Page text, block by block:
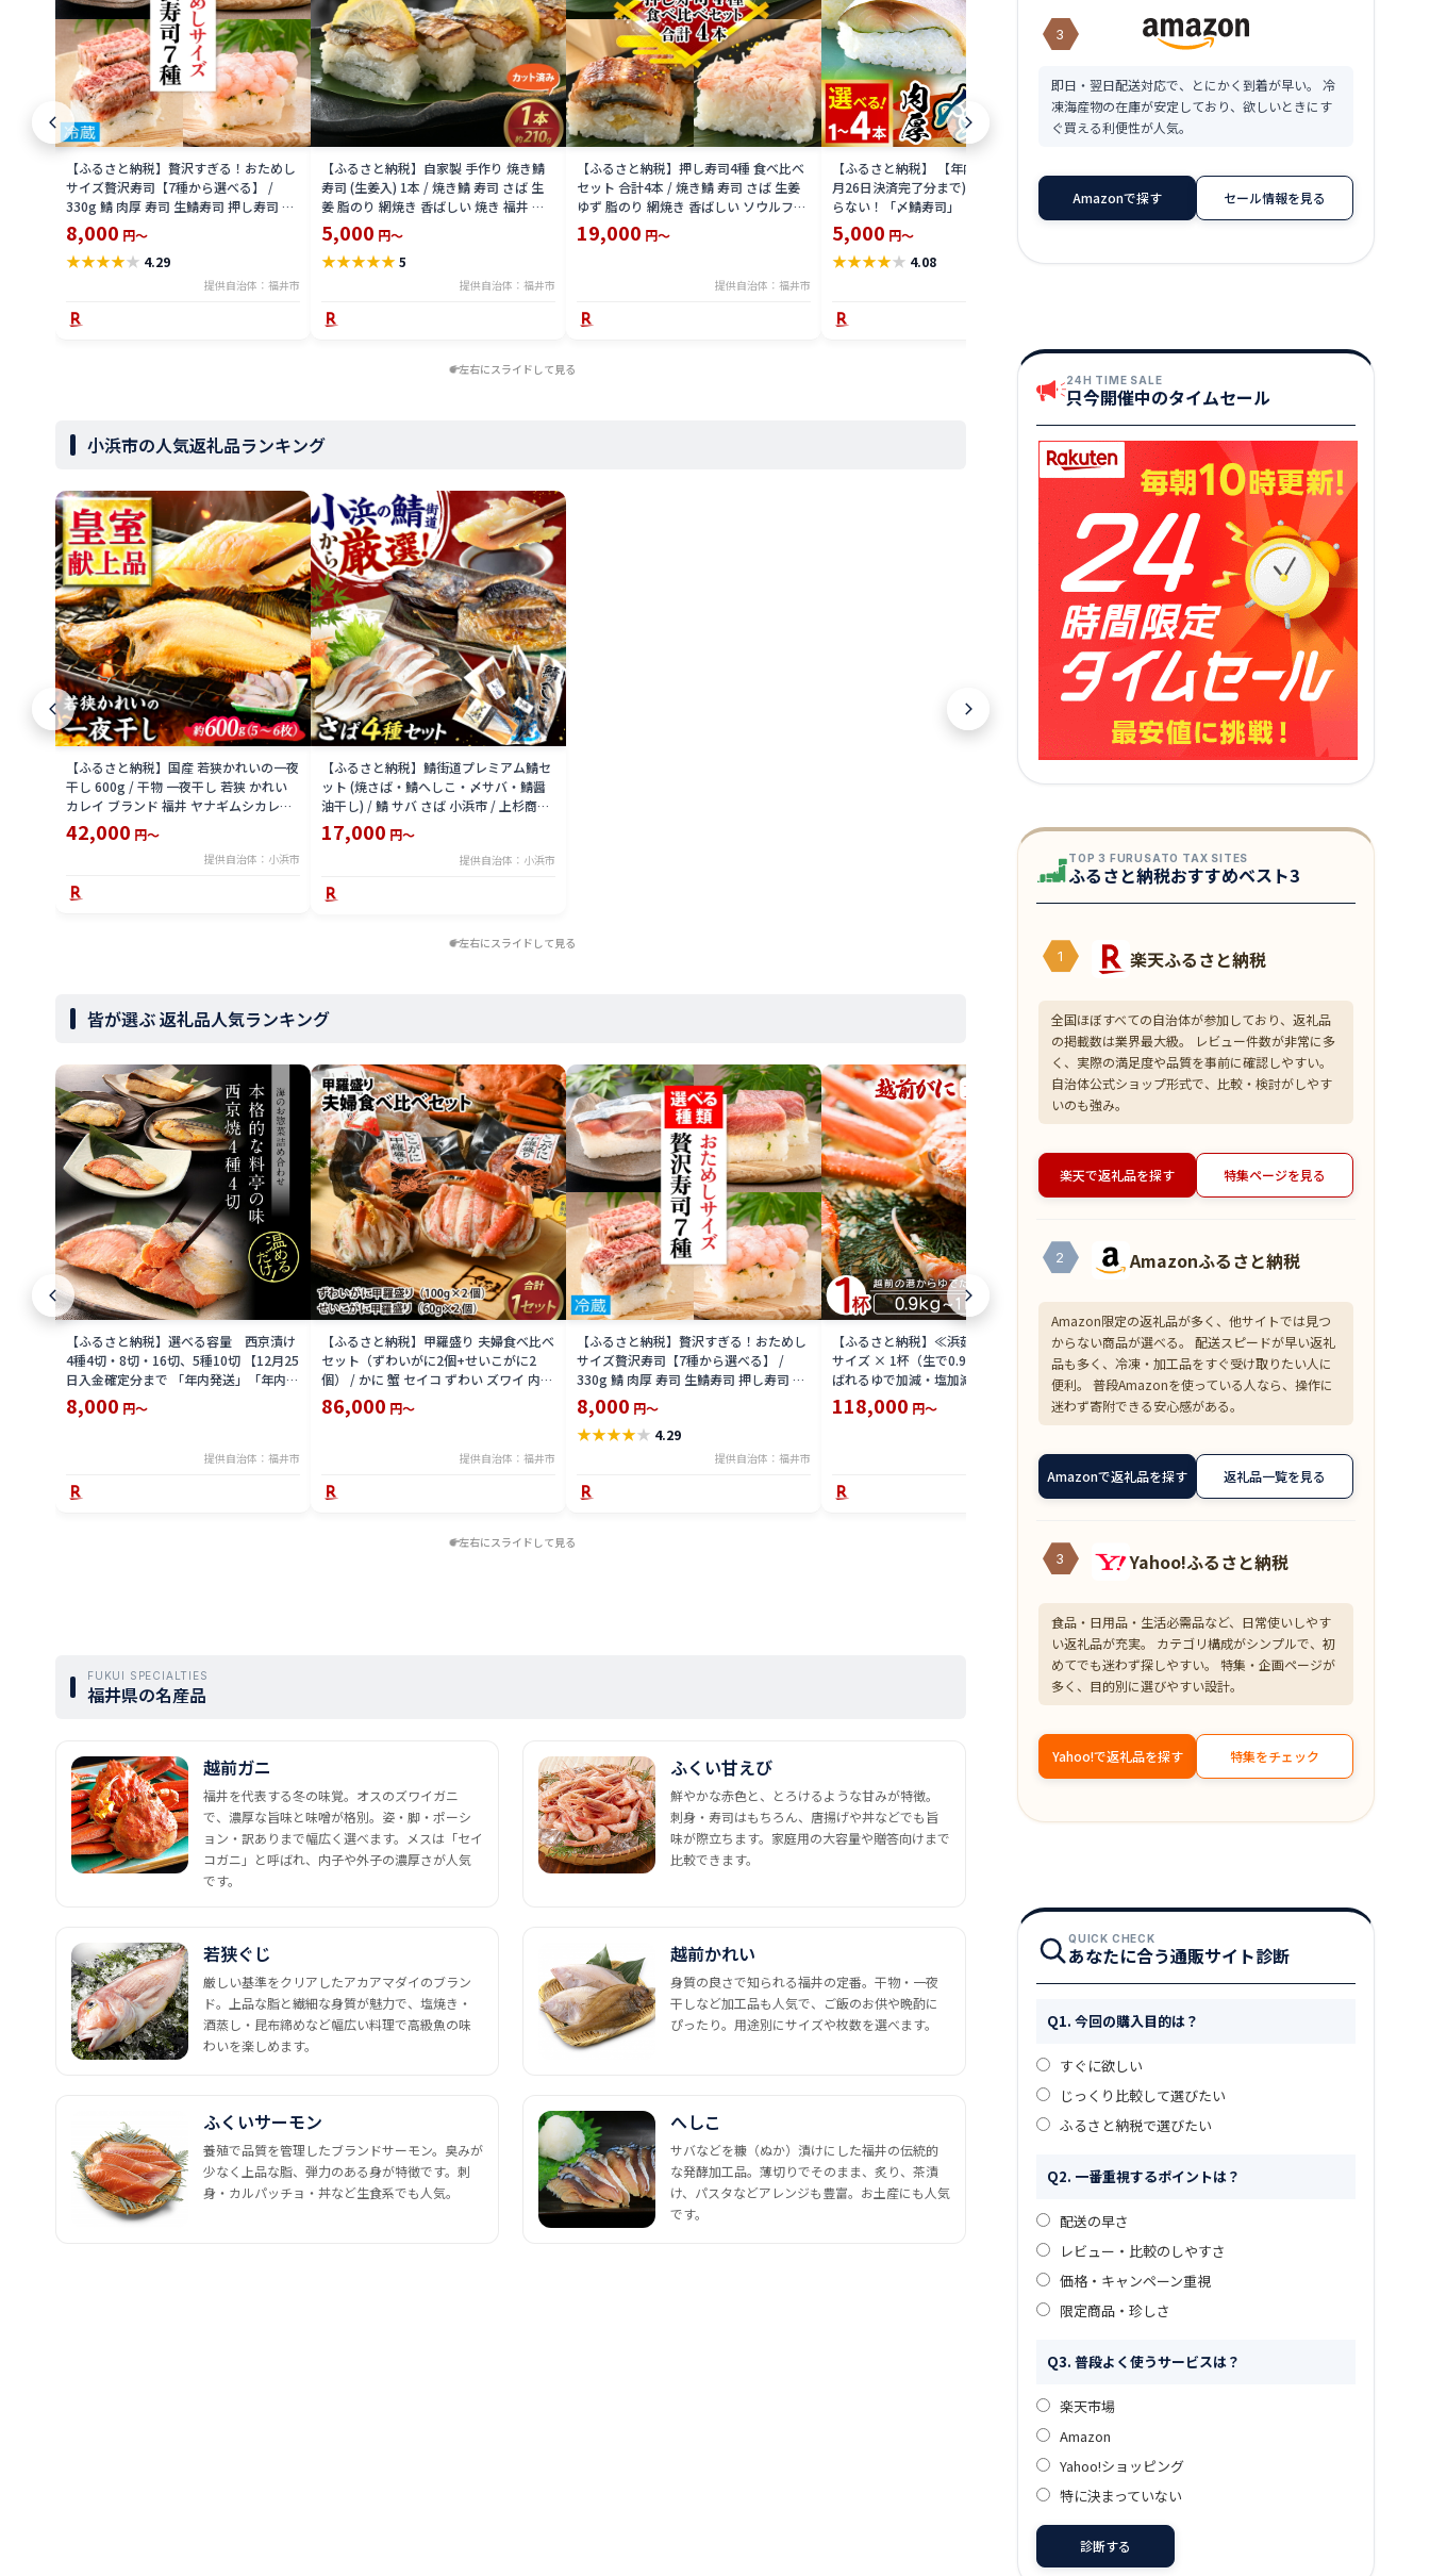
【ふるさと納税】贅沢すぎる！おためし
サイズ贅沢寿司【7種から選べる】 /
330g 鯖 肉厚 寿司 生鯖寿司 押し寿司 ご
褒美 おためし用 一人前 サバ 海鮮 棒寿司
バッテラ 魚貝 懐石料理 冷蔵配送 四季食
彩 萩 送料無料 [A-013025]
8,000 円～
★★★★★ 4.29
提供自治体：福井市
【ふるさと納税】自家製 手作り 焼き鯖
寿司 (生姜入) 1本 / 焼き鯖 寿司 さば 生
姜 脂のり 網焼き 香ばしい 焼き 福井 ソ
ウルフード 210g ギフト プレゼント 冷
凍配送 手軽 [A-065030]
5,000 円～
★★★★★5
提供自治体：福井市
【ふるさと納税】押し寿司4種 食べ比べ
セット 合計4本 / 焼き鯖 寿司 さば 生姜
ゆず 脂のり 網焼き 香ばしい ソウルフー
ド 210g 肉厚 炙り ふんわり うなぎ 寿司
甘い たれ かに 寿司 ずわいがに 茹で上げ
ト 冷凍 手軽 [A-065034]
19,000 円～
提供自治体：福井市
【ふるさと納税】 【年内発送可能！(12
月26日決済完了分まで)】 肉厚鯖がたま
らない！「〆鯖寿司」 【選べる内容量：
1〜4本】 〜家族が喜ぶ手土産〜【名物
ジューシー サバ しめ鯖 押し寿司 バッテ
ラ すし こしひかり 贈答 ギフト お土産
5,000 円～
★★★★★ 4.08
ット！「元祖焼き鯖寿司」 坂井市産 福
井県産「若狭牛サーロイン寿司」(国産
和牛)
★★★★★5
美浜特産】
さば サバ 福
ぬか漬け 糠
瀬浦 つまみ
左右にスライドして見る
小浜市の人気返礼品ランキング
【ふるさと納税】国産 若狭かれいの一夜
干し 600g / 干物 一夜干し 若狭 かれい
カレイ ブランド 福井 ヤナギムシカレイ
焼き魚 魚介 冷凍 小分け 【配送不可地
域：北海道・沖縄・離島】 [BFAE023]
42,000 円～
提供自治体：小浜市
【ふるさと納税】鯖街道プレミアム鯖セ
ット (焼さば・鯖へしこ・〆サバ・鯖醤
油干し) / 鯖 サバ さば 小浜市 / 上杉商店
【配送不可地域：北海道・沖縄・離島】
[BFAD018]
17,000 円～
提供自治体：小浜市
左右にスライドして見る
皆が選ぶ 返礼品人気ランキング
【ふるさと納税】選べる容量 西京漬け
4種4切・8切・16切、5種10切 【12月25
日入金確定分まで 「年内発送」「年内配
送」「年内お届け」】/ レンジで温める
だけ 西京焼き 湯煎 西京漬 送料無料
8,000 円～
提供自治体：福井市
【ふるさと納税】甲羅盛り 夫婦食べ比べ
セット（ずわいがに2個+せいこがに2
個） / かに 蟹 セイコ ずわい ズワイ 内子
外子 国産 冷凍 冬 冬の味覚 珍味 グルメ
国産 送料無料 [H-065050]
86,000 円～
提供自治体：福井市
【ふるさと納税】贅沢すぎる！おためし
サイズ贅沢寿司【7種から選べる】 /
330g 鯖 肉厚 寿司 生鯖寿司 押し寿司 ご
褒美 おためし用 一人前 サバ 海鮮 棒寿司
バッテラ 魚貝 懐石料理 冷蔵配送 四季食
彩 萩 送料無料 [A-013025]
8,000 円～
★★★★★ 4.29
提供自治体：福井市
【ふるさと納税】≪浜茹で≫越前がに 大
サイズ × 1杯（生で0.9〜1kg）地元で喜
ばれるゆで加減・塩加減で越前の港から
直送！【雄 ズワイガニ ずわいがに 越前
ガニ 姿 ボイル 冷蔵 福井県】【2月発送
118,000 円～
提供自治体：越前町
【ふるさと納税】＜数量限定＞港町つる
がの潮風感じる 創作 海鮮丼の素 浜焼き
鯖 × Sio檸檬ペッパー 5食セット 若狭名
物 浜焼き鯖を贅沢に使用 丼 どんぶり 海
鮮 サバ 鯖 ご飯にのせるだけ お酒の肴 ア
18,000円～
提供自治体：敦賀市
左右にスライドして見る
FUKUI SPECIALTIES
福井県の名産品
越前ガニ
福井を代表する冬の味覚。オスのズワイガニ
で、濃厚な旨味と味噌が格別。姿・脚・ポーシ
ョン・訳ありまで幅広く選べます。メスは「セイ
コガニ」と呼ばれ、内子や外子の濃厚さが人気
です。
ふくい甘えび
鮮やかな赤色と、とろけるような甘みが特徴。
刺身・寿司はもちろん、唐揚げや丼などでも旨
味が際立ちます。家庭用の大容量や贈答向けまで
比較できます。
若狭ぐじ
厳しい基準をクリアしたアカアマダイのブラン
ド。上品な脂と繊細な身質が魅力で、塩焼き・
酒蒸し・昆布締めなど幅広い料理で高級魚の味
わいを楽しめます。
越前かれい
身質の良さで知られる福井の定番。干物・一夜
干しなど加工品も人気で、ご飯のお供や晩酌に
ぴったり。用途別にサイズや枚数を選べます。
ふくいサーモン
養殖で品質を管理したブランドサーモン。臭みが
少なく上品な脂、弾力のある身が特徴です。刺
身・カルパッチョ・丼など生食系でも人気。
へしこ
サバなどを糠（ぬか）漬けにした福井の伝統的
な発酵加工品。薄切りでそのまま、炙り、茶漬
け、パスタなどアレンジも豊富。お土産にも人気
です。
3
即日・翌日配送対応で、とにかく到着が早い。 冷
凍海産物の在庫が安定しており、欲しいときにす
ぐ買える利便性が人気。
Amazonで探す セール情報を見る
24H TIME SALE
只今開催中のタイムセール
TOP 3 FURUSATO TAX SITES
ふるさと納税おすすめベスト3
1 楽天ふるさと納税
全国ほぼすべての自治体が参加しており、返礼品
の掲載数は業界最大級。 レビュー件数が非常に多
く、実際の満足度や品質を事前に確認しやすい。
自治体公式ショップ形式で、比較・検討がしやす
いのも強み。
楽天で返礼品を探す 特集ページを見る
2 Amazonふるさと納税
Amazon限定の返礼品が多く、他サイトでは見つ
からない商品が選べる。 配送スピードが早い返礼
品も多く、冷凍・加工品をすぐ受け取りたい人に
便利。 普段Amazonを使っている人なら、操作に
迷わず寄附できる安心感がある。
Amazonで返礼品を探す 返礼品一覧を見る
3 Yahoo!ふるさと納税
食品・日用品・生活必需品など、日常使いしやす
い返礼品が充実。 カテゴリ構成がシンプルで、初
めてでも迷わず探しやすい。 特集・企画ページが
多く、目的別に選びやすい設計。
Yahoo!で返礼品を探す 特集をチェック
QUICK CHECK
あなたに合う通販サイト診断
Q1. 今回の購入目的は？
すぐに欲しい
じっくり比較して選びたい
ふるさと納税で選びたい
Q2. 一番重視するポイントは？
配送の早さ
レビュー・比較のしやすさ
価格・キャンペーン重視
限定商品・珍しさ
Q3. 普段よく使うサービスは？
楽天市場
Amazon
Yahoo!ショッピング
特に決まっていない
診断する